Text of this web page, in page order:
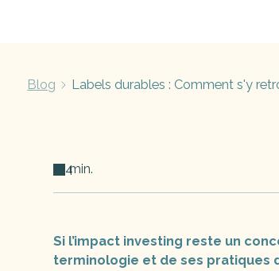
Blog Labels durables : Comment s'y
4min.
Si l’impact investing reste un
terminologie et de ses pratiques